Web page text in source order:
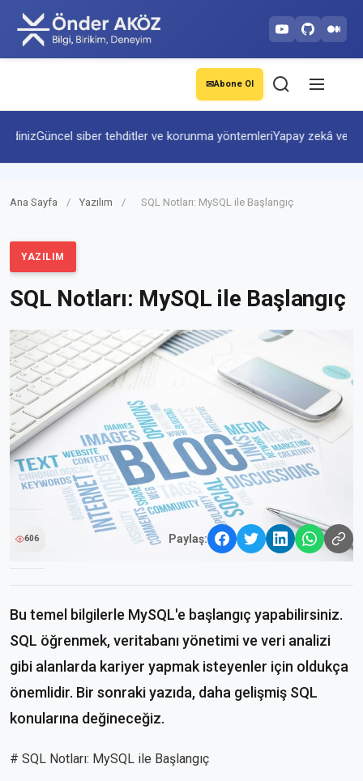
✉Abone Ol
Güncel siber tehditler ve korunma yöntemleriYapay zekâ ve
Ana Sayfa / Yazılım / SQL Notları: MySQL ile Başlangıç
YAZILIM
SQL Notları: MySQL ile Başlangıç
606 Paylaş:
Bu temel bilgilerle MySQL'e başlangıç yapabilirsiniz.
SQL öğrenmek, veritabanı yönetimi ve veri analizi
gibi alanlarda kariyer yapmak isteyenler için oldukça
önemlidir. Bir sonraki yazıda, daha gelişmiş SQL
konularına değineceğiz.
# SQL Notları: MySQL ile Başlangıç